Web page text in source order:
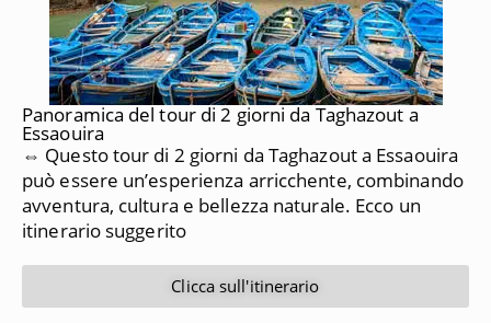
Panoramica del tour di 2 giorni da Taghazout a
Essaouira
⇔ Questo tour di 2 giorni da Taghazout a Essaouira
può essere un’esperienza arricchente, combinando
avventura, cultura e bellezza naturale. Ecco un
itinerario suggerito
Clicca sull'itinerario